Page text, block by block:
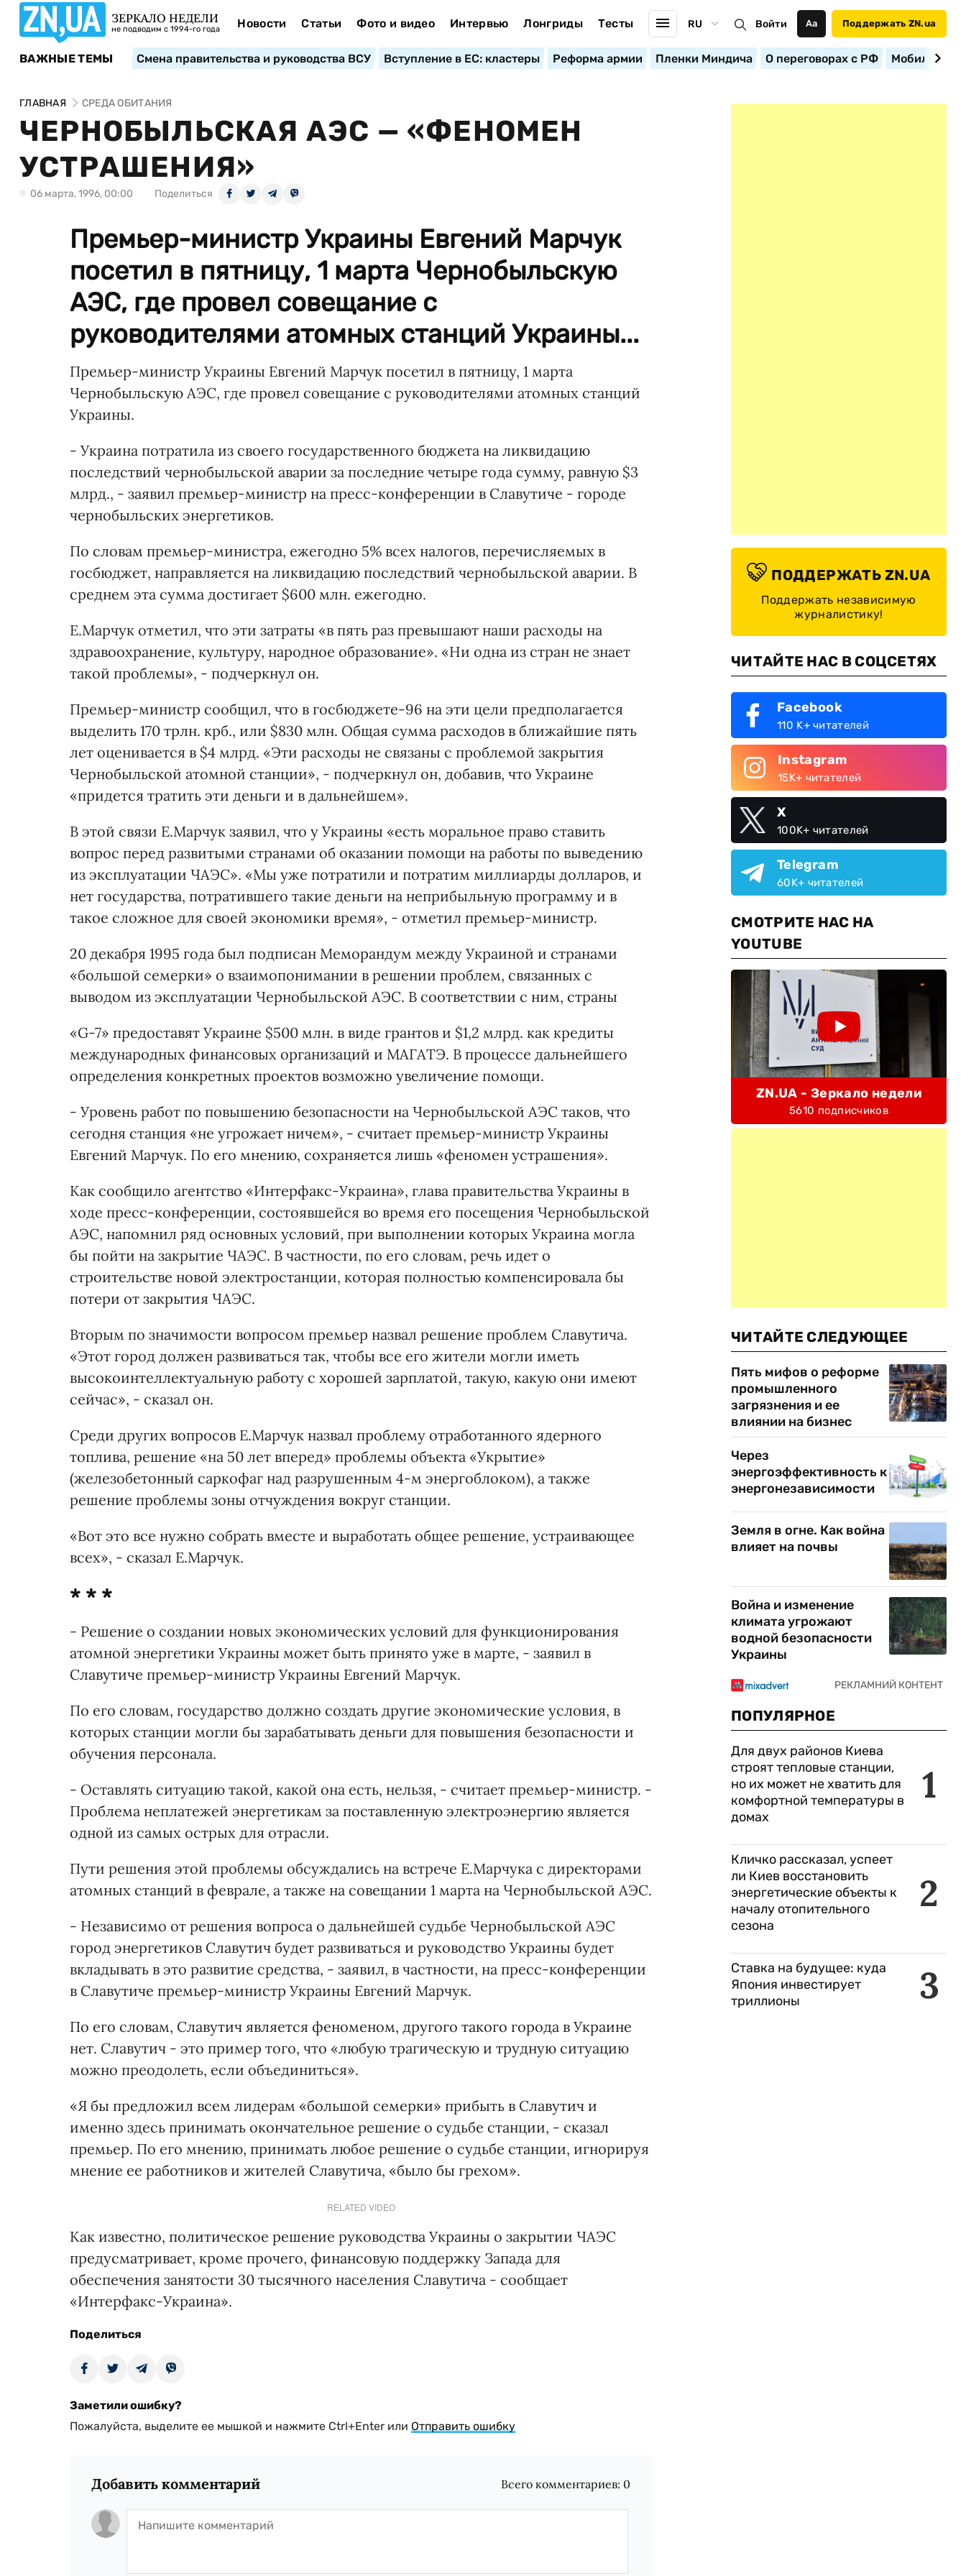
ЗЕРКАЛО НЕДЕЛИ
не подводим с 1994-го года Новости Статьи Фото и видео Интервью Лонгриды Тесты RU Войти Аа Поддержать ZN.ua
ВАЖНЫЕ ТЕМЫ Смена правительства и руководства ВСУ Вступление в ЕС: кластеры Реформа армии Пленки Миндича О переговорах с РФ
ГЛАВНАЯ СРЕДА ОБИТАНИЯ
ЧЕРНОБЫЛЬСКАЯ АЭС — «ФЕНОМЕН
УСТРАШЕНИЯ»
06 марта, 1996, 00:00 Поделиться
Премьер-министр Украины Евгений Марчук
посетил в пятницу, 1 марта Чернобыльскую
АЭС, где провел совещание с
руководителями атомных станций Украины...
Премьер-министр Украины Евгений Марчук посетил в пятницу, 1 марта
Чернобыльскую АЭС, где провел совещание с руководителями атомных станций
Украины.
- Украина потратила из своего государственного бюджета на ликвидацию
последствий чернобыльской аварии за последние четыре года сумму, равную $3
млрд., - заявил премьер-министр на пресс-конференции в Славутиче - городе
чернобыльских энергетиков.
По словам премьер-министра, ежегодно 5% всех налогов, перечисляемых в
госбюджет, направляется на ликвидацию последствий чернобыльской аварии. В
среднем эта сумма достигает $600 млн. ежегодно.
Е.Марчук отметил, что эти затраты «в пять раз превышают наши расходы на
здравоохранение, культуру, народное образование». «Ни одна из стран не знает
такой проблемы», - подчеркнул он.
Премьер-министр сообщил, что в госбюджете-96 на эти цели предполагается
выделить 170 трлн. крб., или $830 млн. Общая сумма расходов в ближайшие пять
лет оценивается в $4 млрд. «Эти расходы не связаны с проблемой закрытия
Чернобыльской атомной станции», - подчеркнул он, добавив, что Украине
«придется тратить эти деньги и в дальнейшем».
В этой связи Е.Марчук заявил, что у Украины «есть моральное право ставить
вопрос перед развитыми странами об оказании помощи на работы по выведению
из эксплуатации ЧАЭС». «Мы уже потратили и потратим миллиарды долларов, и
нет государства, потратившего такие деньги на неприбыльную программу и в
такое сложное для своей экономики время», - отметил премьер-министр.
20 декабря 1995 года был подписан Меморандум между Украиной и странами
«большой семерки» о взаимопонимании в решении проблем, связанных с
выводом из эксплуатации Чернобыльской АЭС. В соответствии с ним, страны
«G-7» предоставят Украине $500 млн. в виде грантов и $1,2 млрд. как кредиты
международных финансовых организаций и МАГАТЭ. В процессе дальнейшего
определения конкретных проектов возможно увеличение помощи.
- Уровень работ по повышению безопасности на Чернобыльской АЭС таков, что
сегодня станция «не угрожает ничем», - считает премьер-министр Украины
Евгений Марчук. По его мнению, сохраняется лишь «феномен устрашения».
Как сообщило агентство «Интерфакс-Украина», глава правительства Украины в
ходе пресс-конференции, состоявшейся во время его посещения Чернобыльской
АЭС, напомнил ряд основных условий, при выполнении которых Украина могла
бы пойти на закрытие ЧАЭС. В частности, по его словам, речь идет о
строительстве новой электростанции, которая полностью компенсировала бы
потери от закрытия ЧАЭС.
Вторым по значимости вопросом премьер назвал решение проблем Славутича.
«Этот город должен развиваться так, чтобы все его жители могли иметь
высокоинтеллектуальную работу с хорошей зарплатой, такую, какую они имеют
сейчас», - сказал он.
Среди других вопросов Е.Марчук назвал проблему отработанного ядерного
топлива, решение «на 50 лет вперед» проблемы объекта «Укрытие»
(железобетонный саркофаг над разрушенным 4-м энергоблоком), а также
решение проблемы зоны отчуждения вокруг станции.
«Вот это все нужно собрать вместе и выработать общее решение, устраивающее
всех», - сказал Е.Марчук.
* * *
- Решение о создании новых экономических условий для функционирования
атомной энергетики Украины может быть принято уже в марте, - заявил в
Славутиче премьер-министр Украины Евгений Марчук.
По его словам, государство должно создать другие экономические условия, в
которых станции могли бы зарабатывать деньги для повышения безопасности и
обучения персонала.
- Оставлять ситуацию такой, какой она есть, нельзя, - считает премьер-министр. -
Проблема неплатежей энергетикам за поставленную электроэнергию является
одной из самых острых для отрасли.
Пути решения этой проблемы обсуждались на встрече Е.Марчука с директорами
атомных станций в феврале, а также на совещании 1 марта на Чернобыльской АЭС.
- Независимо от решения вопроса о дальнейшей судьбе Чернобыльской АЭС
город энергетиков Славутич будет развиваться и руководство Украины будет
вкладывать в это развитие средства, - заявил, в частности, на пресс-конференции
в Славутиче премьер-министр Украины Евгений Марчук.
По его словам, Славутич является феноменом, другого такого города в Украине
нет. Славутич - это пример того, что «любую трагическую и трудную ситуацию
можно преодолеть, если объединиться».
«Я бы предложил всем лидерам «большой семерки» прибыть в Славутич и
именно здесь принимать окончательное решение о судьбе станции, - сказал
премьер. По его мнению, принимать любое решение о судьбе станции, игнорируя
мнение ее работников и жителей Славутича, «было бы грехом».
RELATED VIDEO
Как известно, политическое решение руководства Украины о закрытии ЧАЭС
предусматривает, кроме прочего, финансовую поддержку Запада для
обеспечения занятости 30 тысячного населения Славутича - сообщает
«Интерфакс-Украина».
Поделиться
Заметили ошибку?
Пожалуйста, выделите ее мышкой и нажмите Ctrl+Enter или Отправить ошибку
Добавить комментарий Всего комментариев: 0
ПОДДЕРЖАТЬ ZN.UA
Поддержать независимую
журналистику!
ЧИТАЙТЕ НАС В СОЦСЕТЯХ
Facebook
110 K+ читателей
Instagram
15K+ читателей
X
100K+ читателей
Telegram
60K+ читателей
СМОТРИТЕ НАС НА
YOUTUBE
ZN.UA - Зеркало недели
5610 подписчиков
ЧИТАЙТЕ СЛЕДУЮЩЕЕ
Пять мифов о реформе
промышленного
загрязнения и ее
влиянии на бизнес
Через
энергоэффективность к
энергонезависимости
Земля в огне. Как война
влияет на почвы
Война и изменение
климата угрожают
водной безопасности
Украины
ПОПУЛЯРНОЕ
1
Для двух районов Киева
строят тепловые станции,
но их может не хватить для
комфортной температуры в
домах
2
Кличко рассказал, успеет
ли Киев восстановить
энергетические объекты к
началу отопительного
сезона
3
Ставка на будущее: куда
Япония инвестирует
триллионы